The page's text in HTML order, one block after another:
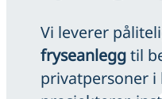
Vi leverer
fryseanleggtil
privatpersoner i